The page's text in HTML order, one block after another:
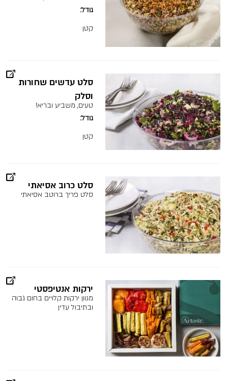
גודל
קטן
סלט עדשים שחורות
וסלק
טעים, משביע ובריא!
גודל
קטן
סלט כרוב אסיאתי
סלט פריך ברוטב אסיאתי
ירקות אנטיפסטי
מגוון ירקות קלויים בחום גבוה
ובתיבול עדין